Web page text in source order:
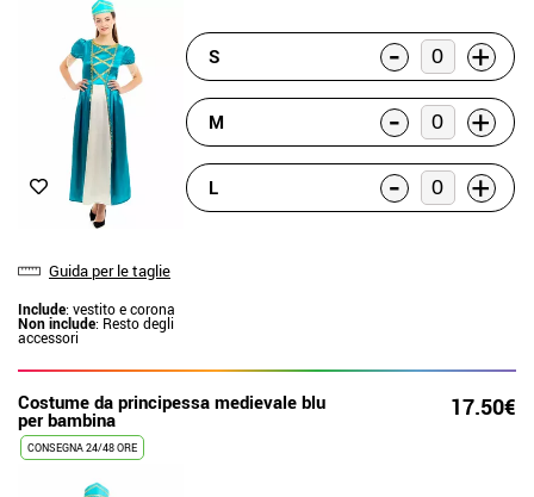
Guida per le taglie
Include: vestito e corona
Non include: Resto degli
accessori
S - +
M - +
L - +
Costume da principessa medievale blu
per bambina 17.50€
CONSEGNA 24/48 ORE